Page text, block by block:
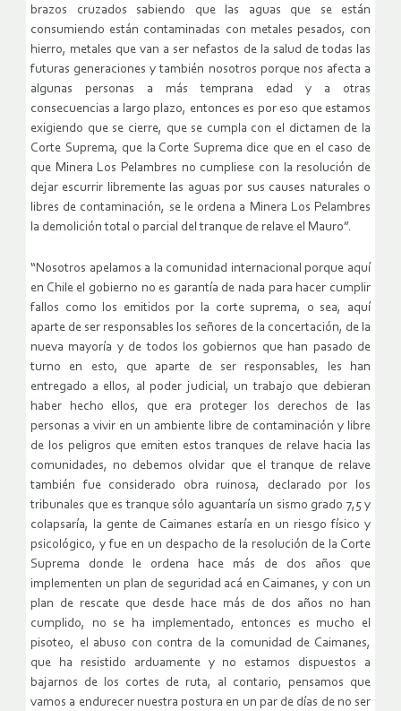
brazos cruzados sabiendo que las aguas que se están
consumiendo están contaminadas con metales pesados, con
hierro, metales que van a ser nefastos de la salud de todas las
futuras generaciones y también nosotros porque nos afecta a
algunas personas a más temprana edad y a otras
consecuencias a largo plazo, entonces es por eso que estamos
exigiendo que se cierre, que se cumpla con el dictamen de la
Corte Suprema, que la Corte Suprema dice que en el caso de
que Minera Los Pelambres no cumpliese con la resolución de
dejar escurrir libremente las aguas por sus causes naturales o
libres de contaminación, se le ordena a Minera Los Pelambres
la demolición total o parcial del tranque de relave el Mauro”.
“Nosotros apelamos a la comunidad internacional porque aquí
en Chile el gobierno no es garantía de nada para hacer cumplir
fallos como los emitidos por la corte suprema, o sea, aquí
aparte de ser responsables los señores de la concertación, de la
nueva mayoría y de todos los gobiernos que han pasado de
turno en esto, que aparte de ser responsables, les han
entregado a ellos, al poder judicial, un trabajo que debieran
haber hecho ellos, que era proteger los derechos de las
personas a vivir en un ambiente libre de contaminación y libre
de los peligros que emiten estos tranques de relave hacia las
comunidades, no debemos olvidar que el tranque de relave
también fue considerado obra ruinosa, declarado por los
tribunales que es tranque sólo aguantaría un sismo grado 7,5 y
colapsaría, la gente de Caimanes estaría en un riesgo físico y
psicológico, y fue en un despacho de la resolución de la Corte
Suprema donde le ordena hace más de dos años que
implementen un plan de seguridad acá en Caimanes, y con un
plan de rescate que desde hace más de dos años no han
cumplido, no se ha implementado, entonces es mucho el
pisoteo, el abuso con contra de la comunidad de Caimanes,
que ha resistido arduamente y no estamos dispuestos a
bajarnos de los cortes de ruta, al contario, pensamos que
vamos a endurecer nuestra postura en un par de días de no ser